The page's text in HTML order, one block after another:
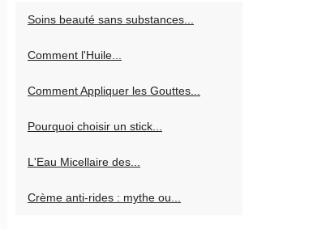
Soins beauté sans substances...
Comment l'Huile...
Comment Appliquer les Gouttes...
Pourquoi choisir un stick...
L'Eau Micellaire des...
Crème anti-rides : mythe ou...